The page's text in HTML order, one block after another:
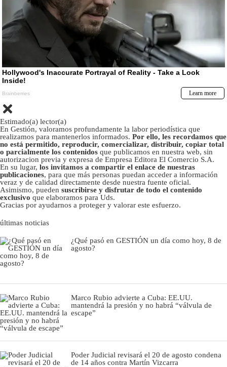
Estimado(a) lector(a)
En Gestión, valoramos profundamente la labor periodística que
realizamos para mantenerlos informados. Por ello, les recordamos que
no está permitido, reproducir, comercializar, distribuir, copiar total
o parcialmente los contenidos que publicamos en nuestra web, sin
autorizacion previa y expresa de Empresa Editora El Comercio S.A.
En su lugar, los invitamos a compartir el enlace de nuestras
publicaciones, para que más personas puedan acceder a información
veraz y de calidad directamente desde nuestra fuente oficial.
Asimismo, pueden suscribirse y disfrutar de todo el contenido
exclusivo que elaboramos para Uds.
Gracias por ayudarnos a proteger y valorar este esfuerzo.
últimas noticias
¿Qué pasó en GESTIÓN un día como hoy, 8 de
agosto?
Marco Rubio advierte a Cuba: EE.UU.
mantendrá la presión y no habrá “válvula de
escape”
Poder Judicial revisará el 20 de agosto condena
de 14 años contra Martín Vizcarra